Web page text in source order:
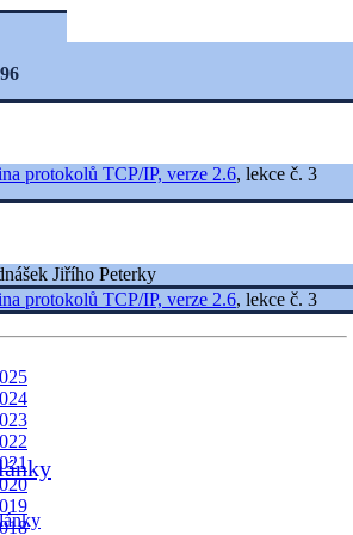
protokolů TCP/IP, verze 2.6, lekce č. 3
Jiřího Peterky
protokolů TCP/IP, verze 2.6, lekce č. 3